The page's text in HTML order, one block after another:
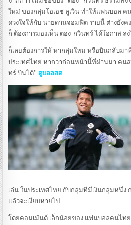
ใหม่ ของกลุ่มโอเอช ลูเวิน ทำให้แฟนบอล ค
ดวงใจให้กับ นายด่านจอมฟิต รายนี้ ต่างยัง
ก็ ต้องการมองเห็น ตอง-กวินทร์ ได้โอกาส ล
ก็เลยต้องการให้ หากลุ่มใหม่ หรือบินกลับมา
ประเทศไทย หากว่าก่อนหน้านี้ที่ผ่านมา คน
ทร์ บินได้” ดูบอลสด
เล่น ในประเทศไทย กับกลุ่มที่มีเงินกลุ่มหนึ่ง
แล้วจะเงียบหายไป
โดยคอมเม้นต์ เล็กน้อยของ แฟนบอลคนไท